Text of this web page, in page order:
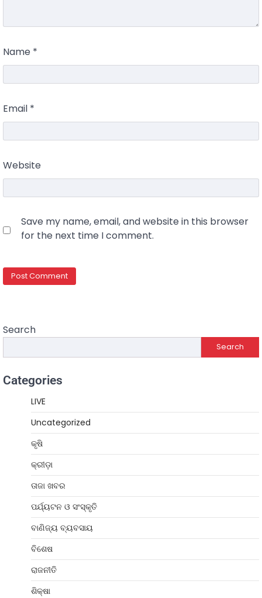
Name *
Email *
Website
Save my name, email, and website in this browser
for the next time I comment.
Search
Search
Categories
LIVE
Uncategorized
କୃଷି
କ୍ରୀଡ଼ା
ତାଜା ଖବର
ପର୍ଯ୍ୟଟନ ଓ ସଂସ୍କୃତି
ବାଣିଜ୍ୟ ବ୍ୟବସାୟ
ବିଶେଷ
ରାଜନୀତି
ଶିକ୍ଷା